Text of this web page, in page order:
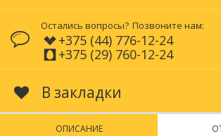
Остались вопросы? Позвоните нам:
+375 (44) 776-12-24
+375 (29) 760-12-24
В закладки
ОПИСАНИЕ